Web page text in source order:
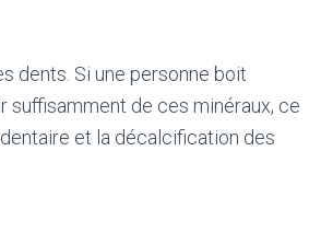
dents. Si une personne boit
suffisamment de ces minéraux, ce
et la décalcification des